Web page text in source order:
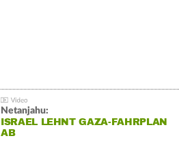
Netanjahu:
ISRAEL LEHNT GAZA-FAHRPLAN
AB